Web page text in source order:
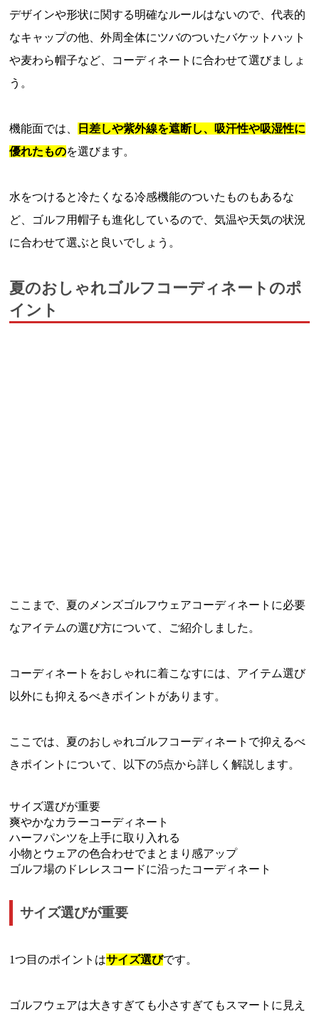
デザインや形状に関する明確なルールはないので、代表的
なキャップの他、外周全体にツバのついたバケットハット
や麦わら帽子など、コーディネートに合わせて選びましょ
う。
機能面では、
日差しや紫外線を遮断し、吸汗性や吸湿性に
優れたものを選びます。
水をつけると冷たくなる冷感機能のついたものもあるな
ど、ゴルフ用帽子も進化しているので、気温や天気の状況
に合わせて選ぶと良いでしょう。
夏のおしゃれゴルフコーディネートのポ
イント
ここまで、夏のメンズゴルフウェアコーディネートに必要
なアイテムの選び方について、ご紹介しました。
コーディネートをおしゃれに着こなすには、アイテム選び
以外にも抑えるべきポイントがあります。
ここでは、夏のおしゃれゴルフコーディネートで抑えるべ
きポイントについて、以下の5点から詳しく解説します。
サイズ選びが重要
爽やかなカラーコーディネート
ハーフパンツを上手に取り入れる
小物とウェアの色合わせでまとまり感アップ
ゴルフ場のドレレスコードに沿ったコーディネート
サイズ選びが重要
1つ目のポイントはサイズ選びです。
ゴルフウェアは大きすぎても小さすぎてもスマートに見え